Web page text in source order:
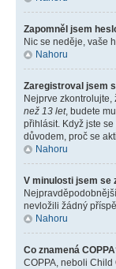
Zapomněl jsem
Nic se neděje, vaše
Nahoru
Zaregistroval jsem
Nejprve
než 13 let, budete
přihlásit. Když jste
důvodem, proč se
Nahoru
V minulosti jsem se
nevložili žádný
Nahoru
Co znamená
COPPA, neboli